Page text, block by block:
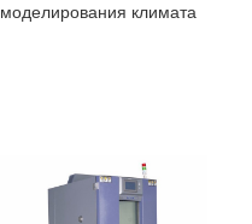
моделирования климата